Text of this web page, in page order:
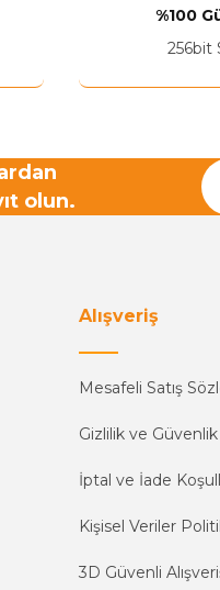
%100
256bit
olun.
Alışveriş
Mesafeli Satış
Gizlilik ve Güvenlik
İptal ve İade
Kişisel Veriler
3D Güvenli